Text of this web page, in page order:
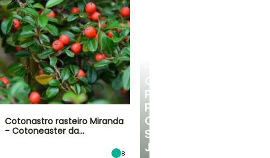
CONSELHOS
PERSONALIZADOS
PARA
O
SEU
JARDIM
Cotonastro rasteiro Miranda
- Cotoneaster da…
8